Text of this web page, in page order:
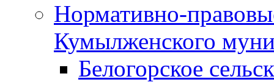
Нормативно-
Кумылженского
Белогорское